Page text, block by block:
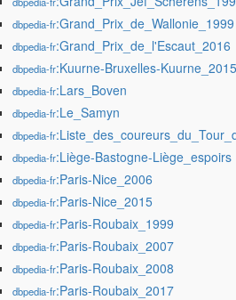
dbpedia-fr:Grand_Prix_de_Wallonie_1999
dbpedia-fr:Grand_Prix_de_l'Escaut_2016
dbpedia-fr:Kuurne-Bruxelles-Kuurne_2015
dbpedia-fr:Lars_Boven
dbpedia-fr:Le_Samyn
dbpedia-fr
dbpedia-fr:Liège-Bastogne-Liège_espoirs
dbpedia-fr:Paris-Nice_2006
dbpedia-fr:Paris-Nice_2015
dbpedia-fr:Paris-Roubaix_1999
dbpedia-fr:Paris-Roubaix_2007
dbpedia-fr:Paris-Roubaix_2008
dbpedia-fr:Paris-Roubaix_2017